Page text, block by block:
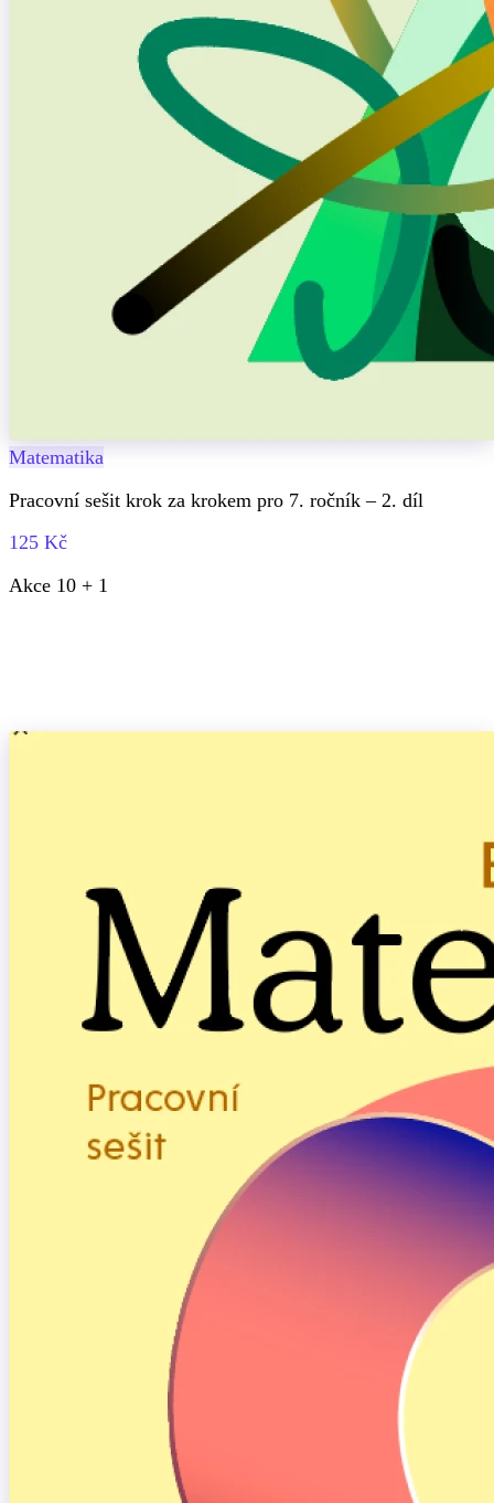
Matematika
Pracovní sešit krok za krokem pro 7. ročník – 2. díl
125 Kč
Akce 10 + 1